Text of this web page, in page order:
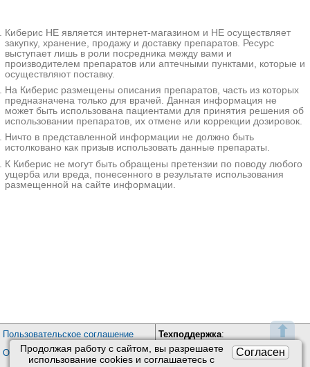
⬆
Согласен
Продолжая работу с сайтом, вы разрешаете
использование сookies и соглашаетесь с
Ещё 591 клинику
грибковых инфекций. Навязчивость
сопровождается неуверенностью,
тревожностью, эмоциональной
скованностью, сниженной
диагностируется по результатам
осмотра рук ребенка, беседы с ним
и его родителями. Лечение
предполагает специальный уход за
ногтями, сеансы психотерапии для
устранения причины расстройства.
Дополнительные
Наибольшая распространенность
определяется у детей 4-15 лет, пик
дебюта - 4-5 лет. С началом
Киберис НЕ является интернет-магазином и НЕ осуществляет
закупку, хранение, продажу и доставку препаратов. Ресурс
выступает лишь в роли посредника между вами и
производителем препаратов или аптечными пунктами, которые и
осуществляют поставку.
На Киберис размещены описания препаратов, часть из которых
предназначена только для врачей. Данная информация не
может быть использована пациентами для принятия решения об
использовании препаратов, их отмене или коррекции дозировок.
Ничто в представленной информации не должно быть
истолковано как призыв использовать данные препараты.
К Киберис не могут быть обращены претензии по поводу любого
ущерба или вреда, понесенного в результате использования
размещенной на сайте информации.
Пользовательское соглашение
Обработка персональных данных
Техподдержка:
Обратная связь